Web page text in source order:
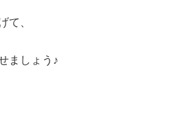
て、
ましょう♪